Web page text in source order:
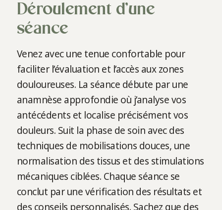
Déroulement d’une
séance
Venez avec une tenue confortable pour
faciliter l’évaluation et l’accès aux zones
douloureuses. La séance débute par une
anamnèse approfondie où j’analyse vos
antécédents et localise précisément vos
douleurs. Suit la phase de soin avec des
techniques de mobilisations douces, une
normalisation des tissus et des stimulations
mécaniques ciblées. Chaque séance se
conclut par une vérification des résultats et
des conseils personnalisés. Sachez que des